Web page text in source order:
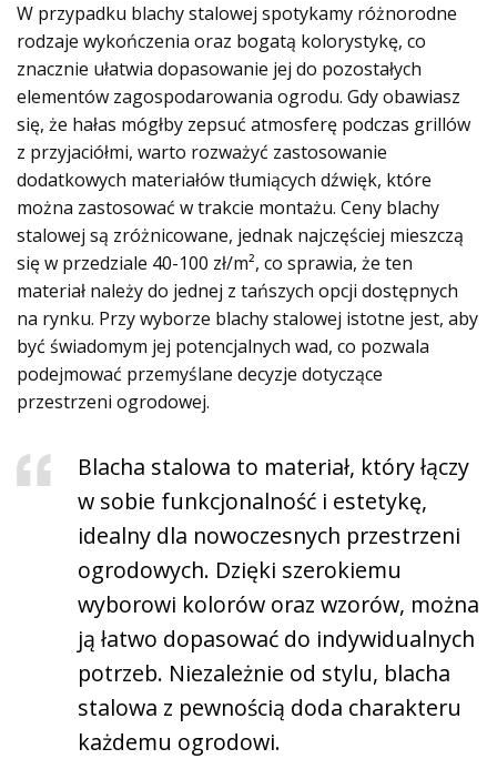
W przypadku blachy stalowej spotykamy różnorodne
rodzaje wykończenia oraz bogatą kolorystykę, co
znacznie ułatwia dopasowanie jej do pozostałych
elementów zagospodarowania ogrodu. Gdy obawiasz
się, że hałas mógłby zepsuć atmosferę podczas grillów
z przyjaciółmi, warto rozważyć zastosowanie
dodatkowych materiałów tłumiących dźwięk, które
można zastosować w trakcie montażu. Ceny blachy
stalowej są zróżnicowane, jednak najczęściej mieszczą
się w przedziale 40-100 zł/m², co sprawia, że ten
materiał należy do jednej z tańszych opcji dostępnych
na rynku. Przy wyborze blachy stalowej istotne jest, aby
być świadomym jej potencjalnych wad, co pozwala
podejmować przemyślane decyzje dotyczące
przestrzeni ogrodowej.
Blacha stalowa to materiał, który łączy
w sobie funkcjonalność i estetykę,
idealny dla nowoczesnych przestrzeni
ogrodowych. Dzięki szerokiemu
wyborowi kolorów oraz wzorów, można
ją łatwo dopasować do indywidualnych
potrzeb. Niezależnie od stylu, blacha
stalowa z pewnością doda charakteru
każdemu ogrodowi.